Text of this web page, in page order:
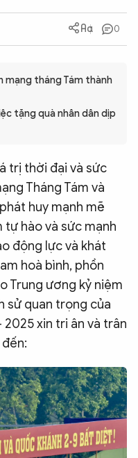
Ảnh
Công an
0
mạng tháng Tám thành
tặng quà nhân dân dịp
trị thời đại và sức
Tháng Tám và
huy mạnh mẽ
hào và sức mạnh
động lực và khát
hoà bình, phồn
Trung ương kỷ niệm
sử quan trọng của
xin tri ân và trân